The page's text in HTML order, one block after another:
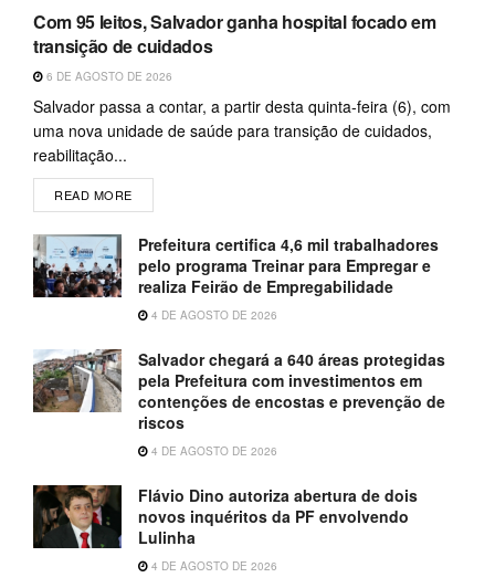
Com 95 leitos, Salvador ganha hospital focado em
transição de cuidados
6 DE AGOSTO DE 2026
Salvador passa a contar, a partir desta quinta-feira (6), com
uma nova unidade de saúde para transição de cuidados,
reabilitação...
READ MORE
Prefeitura certifica 4,6 mil trabalhadores
pelo programa Treinar para Empregar e
realiza Feirão de Empregabilidade
4 DE AGOSTO DE 2026
Salvador chegará a 640 áreas protegidas
pela Prefeitura com investimentos em
contenções de encostas e prevenção de
riscos
4 DE AGOSTO DE 2026
Flávio Dino autoriza abertura de dois
novos inquéritos da PF envolvendo
Lulinha
4 DE AGOSTO DE 2026